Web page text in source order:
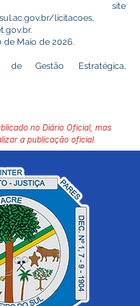
site
licitacoes,
.
de Maio de 2026.
de Gestão Estratégica,
no Diário Oficial, mas
a publicação oficial.